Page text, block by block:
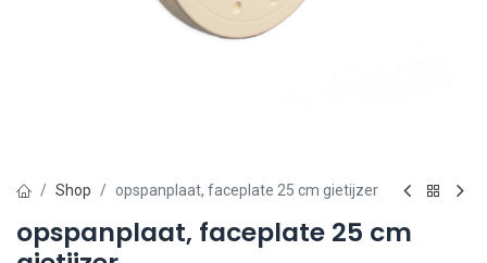
Shop opspanplaat, faceplate 25 cm gietijzer
opspanplaat, faceplate 25 cm